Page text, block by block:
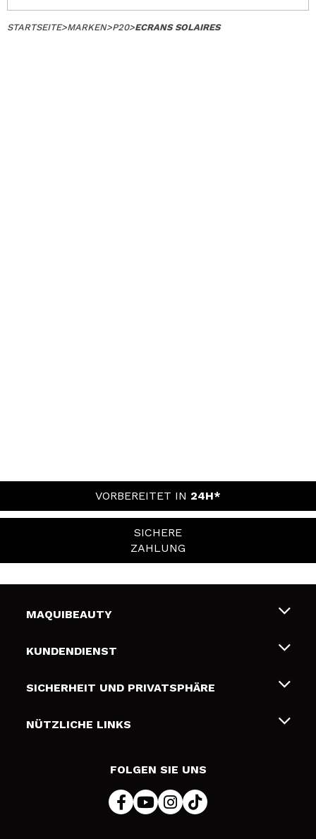
STARTSEITE>MARKEN>P20>ECRANS SOLAIRES
VORBEREITET IN 24H*
SICHERE
ZAHLUNG
MAQUIBEAUTY
Über uns
Geschenkkarten
KUNDENDIENST
Liefer- und Versandkosten
Zahlung
SICHERHEIT UND PRIVATSPHÄRE
Bedingungen und Datenschutz
NÜTZLICHE LINKS
FOLGEN SIE UNS